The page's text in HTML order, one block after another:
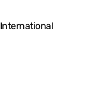
International